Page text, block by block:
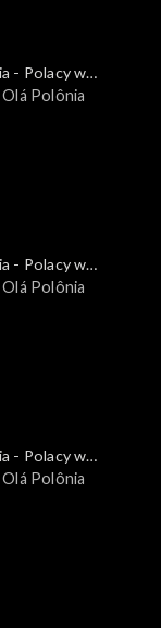
- Polacy w
Polônia
- Polacy w
Polônia
- Polacy w
Polônia